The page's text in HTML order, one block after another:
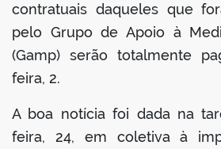
contratuais daqueles que
pelo Grupo de Apoio à
(Gamp) serão totalmente
feira, 2.
A boa notícia foi dada na
feira, 24, em coletiva à